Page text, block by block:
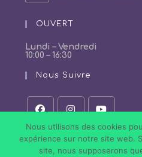
un
nouvel
OUVERT
Lundi – Vendredi
10:00 – 16:30
Nous Suivre
S’ouvre
dans
un
nouvel
S’ouvre
un
nouvel
S’ouvre
dans
un
nouvel
Nous utilisons des cookies
expérience sur notre site web.
site, nous supposerons